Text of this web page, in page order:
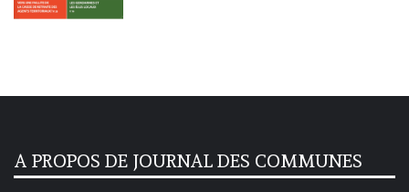
A PROPOS DE JOURNAL DES COMMUNES